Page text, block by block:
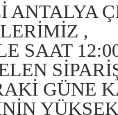
ANTALYA
,
SAAT
GÜNE
YÜKSEK